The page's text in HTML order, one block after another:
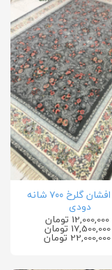
فرش افشان گلرخ ۷۰۰ شانه
دودی